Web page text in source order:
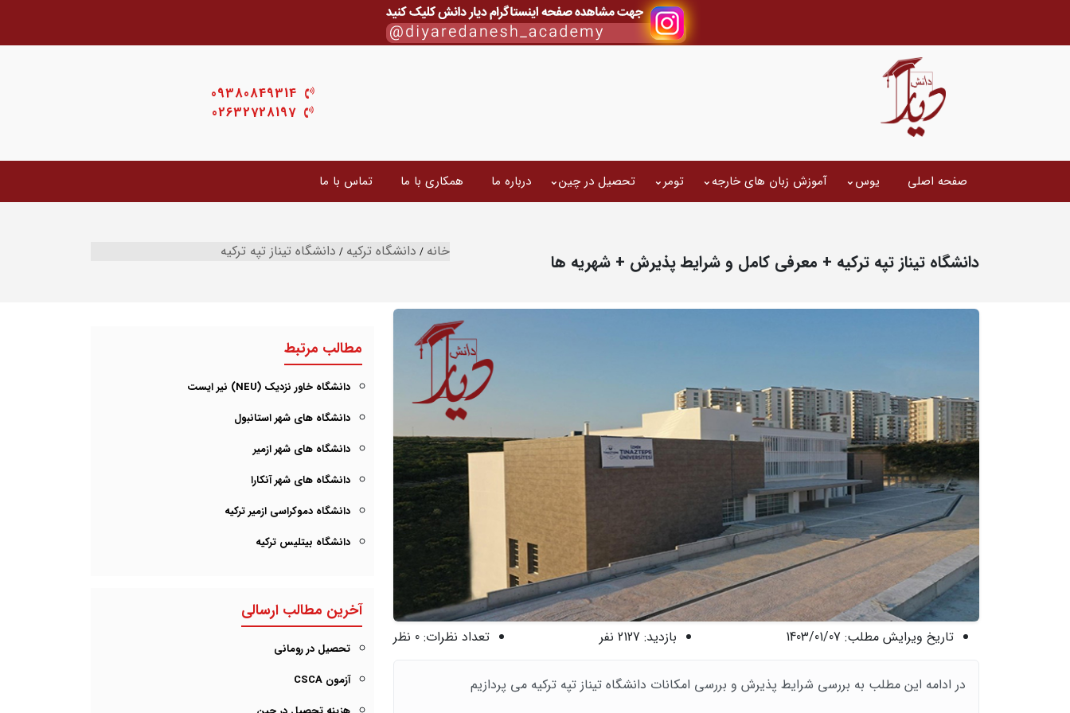
09380849314
02632728197
صفحه اصلی یوس آموزش زبان های خارجه تومر تحصیل در چین درباره ما همکاری با ما تماس با ما
دانشگاه تیناز تپه ترکیه + معرفی کامل و شرایط پذیرش + شهریه ها خانه دانشگاه ترکیه دانشگاه تیناز تپه ترکیه
تاریخ ویرایش مطلب: 1403/01/07 بازدید: 2127 نفر تعداد نظرات: 0 نظر
در ادامه این مطلب به بررسی شرایط پذیرش و بررسی امکانات دانشگاه تیناز تپه ترکیه می پردازیم
مطالب مرتبط
دانشگاه خاور نزدیک (NEU) نیر ایست
دانشگاه های شهر استانبول
دانشگاه های شهر ازمیر
دانشگاه های شهر آنکارا
دانشگاه دموکراسی ازمیر ترکیه
دانشگاه بیتلیس ترکیه
آخرین مطالب ارسالی
تحصیل در رومانی
آزمون CSCA